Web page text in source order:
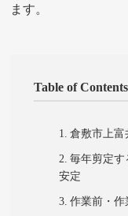
ます。
Table of Contents
倉敷市上富
毎年剪定す
安定
作業前・作